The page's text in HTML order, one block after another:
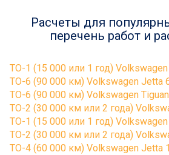
Расчеты для
перечень работ и
ТО-1 (15 000 или 1 год)
ТО-6 (90 000 км) Volkswagen Jetta
ТО-6 (90 000 км) Volkswagen
ТО-2 (30 000 км или 2 года)
ТО-1 (15 000 или 1 год)
ТО-2 (30 000 км или 2 года)
ТО-4 (60 000 км) Volkswagen Jetta